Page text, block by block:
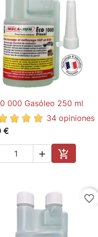
 Quick view
000 Gasóleo 250 ml
34 opiniones
€
 
Add to
favorite_border